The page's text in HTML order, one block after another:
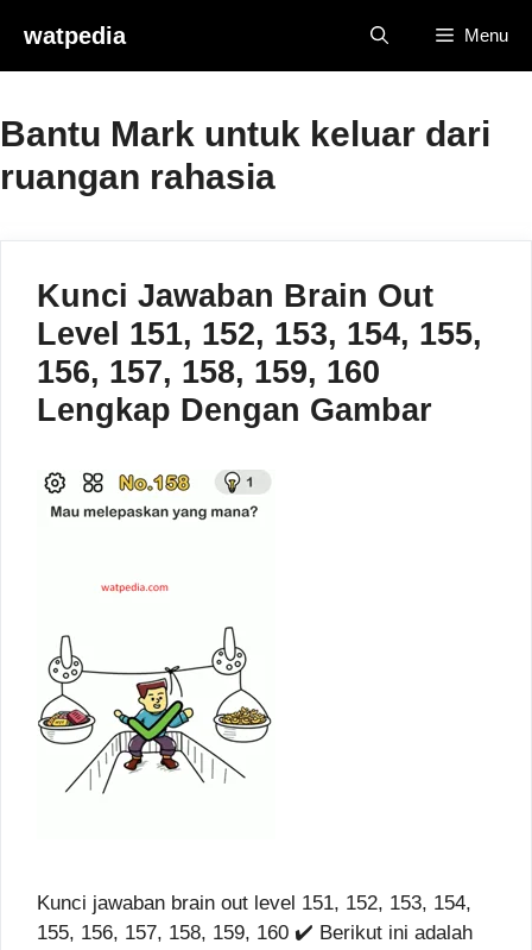
content
watpedia Menu
Bantu Mark untuk keluar dari
ruangan rahasia
Kunci Jawaban Brain Out
Level 151, 152, 153, 154, 155,
156, 157, 158, 159, 160
Lengkap Dengan Gambar
Kunci jawaban brain out level 151, 152, 153, 154,
155, 156, 157, 158, 159, 160 ✔️ Berikut ini adalah